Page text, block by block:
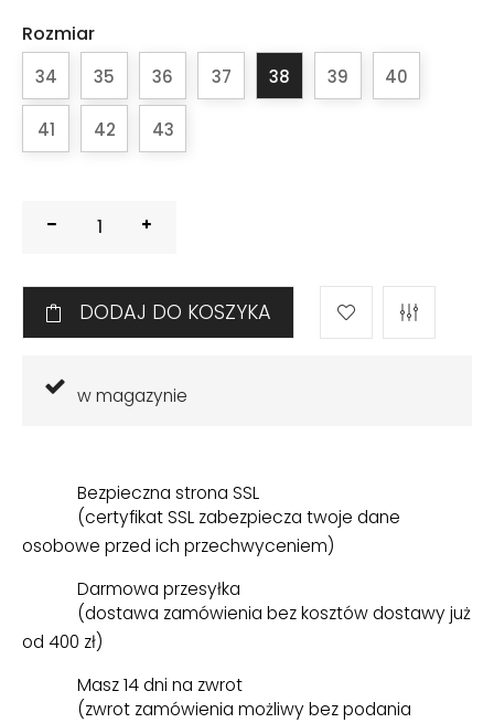
Rozmiar
34 35 36 37 38 39 40
41 42 43
DODAJ DO KOSZYKA
w magazynie
Bezpieczna strona SSL
(certyfikat SSL zabezpiecza twoje dane
osobowe przed ich przechwyceniem)
Darmowa przesyłka
(dostawa zamówienia bez kosztów dostawy już
od 400 zł)
Masz 14 dni na zwrot
(zwrot zamówienia możliwy bez podania